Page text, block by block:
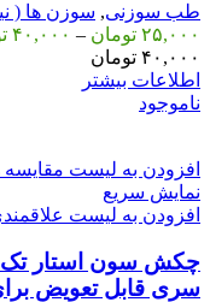
طب سوزنی, سوزن ها (
۲۵,۰۰۰ تومان – ۴۰,۰۰۰
۴۰,۰۰۰ تومان
اطلاعات بیشتر
ناموجود
افزودن به لیست مقایسه
نمایش سریع
افزودن به لیست
سری قابل تعویض